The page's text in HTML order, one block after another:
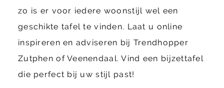
zo is er voor iedere woonstijl wel een
geschikte tafel te vinden. Laat u online
inspireren en adviseren bij Trendhopper
Zutphen of Veenendaal. Vind een bijzettafel
die perfect bij uw stijl past!